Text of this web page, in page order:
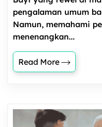
pengalaman umum
Namun, memahami
menenangkan...
Read More